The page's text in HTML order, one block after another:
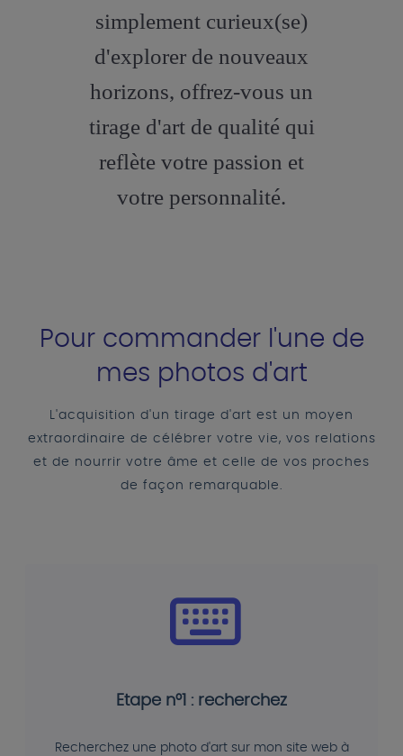
simplement curieux(se)
d'explorer de nouveaux
horizons, offrez-vous un
tirage d'art de qualité qui
reflète votre passion et
votre personnalité.
Pour commander l'une de
mes photos d'art
L'acquisition d'un tirage d'art est un moyen
extraordinaire de célébrer votre vie, vos relations
et de nourrir votre âme et celle de vos proches
de façon remarquable.
Etape n°1 : recherchez
Recherchez une photo d'art sur mon site web à